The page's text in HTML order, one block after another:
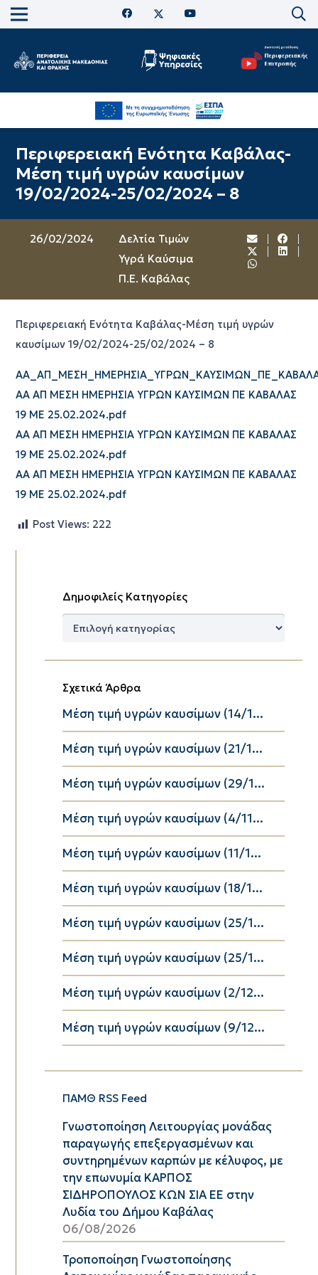
Περιφερειακή Ενότητα Καβάλας-
Μέση τιμή υγρών καυσίμων
19/02/2024-25/02/2024 – 8
26/02/2024
Δελτία Τιμών
Υγρά Καύσιμα
Π.Ε. Καβάλας
Περιφερειακή Ενότητα Καβάλας-Μέση τιμή υγρών
καυσίμων 19/02/2024-25/02/2024 – 8
ΑΑ ΑΠ ΜΕΣΗ ΗΜΕΡΗΣΙΑ ΥΓΡΩΝ ΚΑΥΣΙΜΩΝ ΠΕ ΚΑΒΑΛΑΣ
19 ΜΕ 25.02.2024.pdf
ΑΑ ΑΠ ΜΕΣΗ ΗΜΕΡΗΣΙΑ ΥΓΡΩΝ ΚΑΥΣΙΜΩΝ ΠΕ ΚΑΒΑΛΑΣ
19 ΜΕ 25.02.2024.pdf
ΑΑ ΑΠ ΜΕΣΗ ΗΜΕΡΗΣΙΑ ΥΓΡΩΝ ΚΑΥΣΙΜΩΝ ΠΕ ΚΑΒΑΛΑΣ
19 ΜΕ 25.02.2024.pdf
Post Views: 222
Δημοφιλείς Κατηγορίες
Δημοφιλείς
Σχετικά Άρθρα
Μέση τιμή υγρών καυσίμων (14/1...
Μέση τιμή υγρών καυσίμων (21/1...
Μέση τιμή υγρών καυσίμων (29/1...
Μέση τιμή υγρών καυσίμων (4/11...
Μέση τιμή υγρών καυσίμων (11/1...
Μέση τιμή υγρών καυσίμων (18/1...
Μέση τιμή υγρών καυσίμων (25/1...
Μέση τιμή υγρών καυσίμων (25/1...
Μέση τιμή υγρών καυσίμων (2/12...
Μέση τιμή υγρών καυσίμων (9/12...
ΠΑΜΘ RSS Feed
Γνωστοποίηση Λειτουργίας μονάδας
παραγωγής επεξεργασμένων και
συντηρημένων καρπών με κέλυφος, με
την επωνυμία ΚΑΡΠΟΣ
ΣΙΔΗΡΟΠΟΥΛΟΣ ΚΩΝ ΣΙΑ ΕΕ στην
Λυδία του Δήμου Καβάλας
06/08/2026
Τροποποίηση Γνωστοποίησης